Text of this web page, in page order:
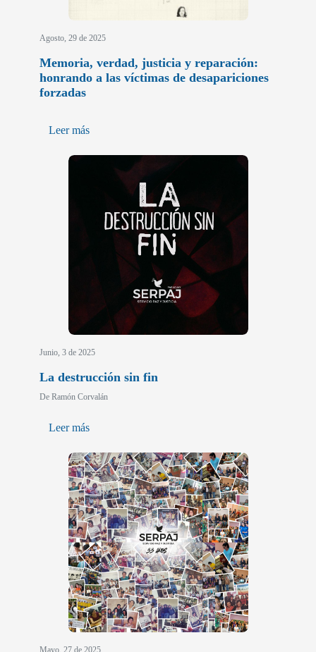
Agosto, 29 de 2025
Memoria, verdad, justicia y reparación:
honrando a las víctimas de desapariciones
forzadas
Leer más
Junio, 3 de 2025
La destrucción sin fin
De Ramón Corvalán
Leer más
Mayo, 27 de 2025